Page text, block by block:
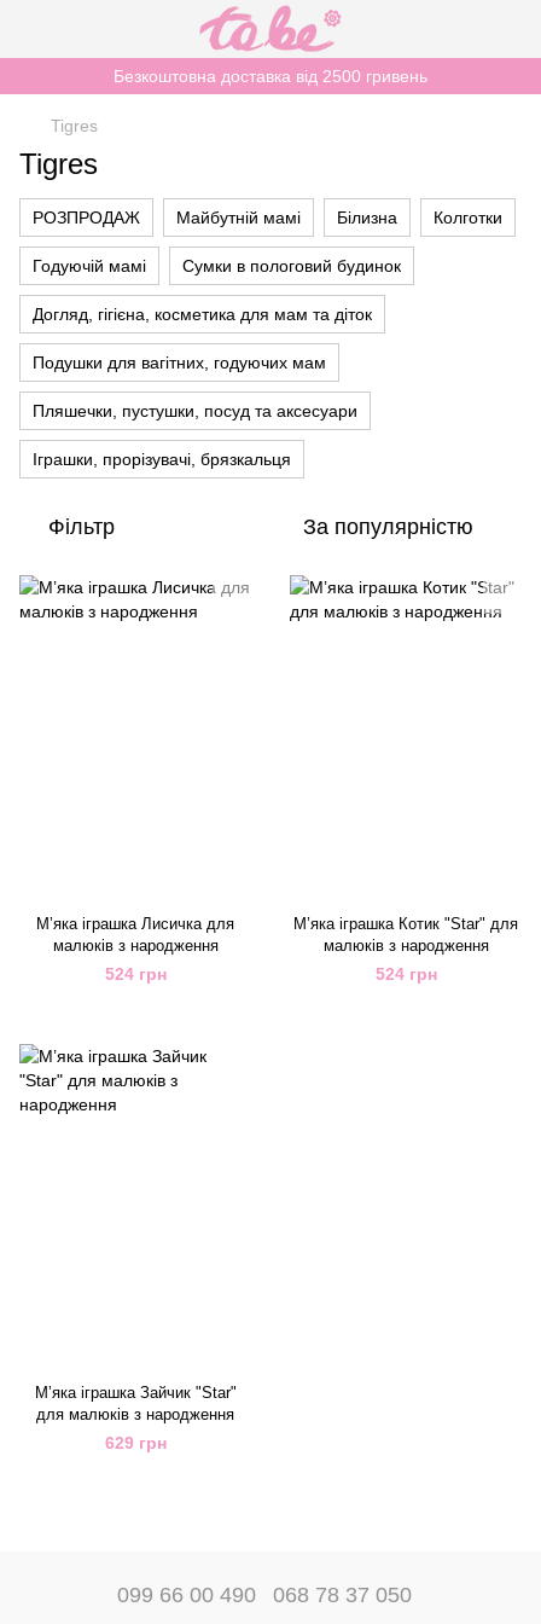
Безкоштовна доставка від 2500 гривень
Tigres
Tigres
РОЗПРОДАЖ Майбутній мамі Білизна Колготки
Годуючій мамі Сумки в пологовий будинок
Догляд, гігієна, косметика для мам та діток
Подушки для вагітних, годуючих мам
Пляшечки, пустушки, посуд та аксесуари
Іграшки, прорізувачі, брязкальця
Фільтр За популярністю
М’яка іграшка Лисичка для
малюків з народження
524 грн
М’яка іграшка Котик "Star" для
малюків з народження
524 грн
М’яка іграшка Зайчик "Star"
для малюків з народження
629 грн
099 66 00 490 068 78 37 050